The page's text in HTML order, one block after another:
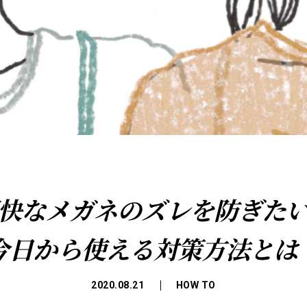
なメガネのズレを防ぎた
日から使える対策方法とは
2020.08.21 HOW TO